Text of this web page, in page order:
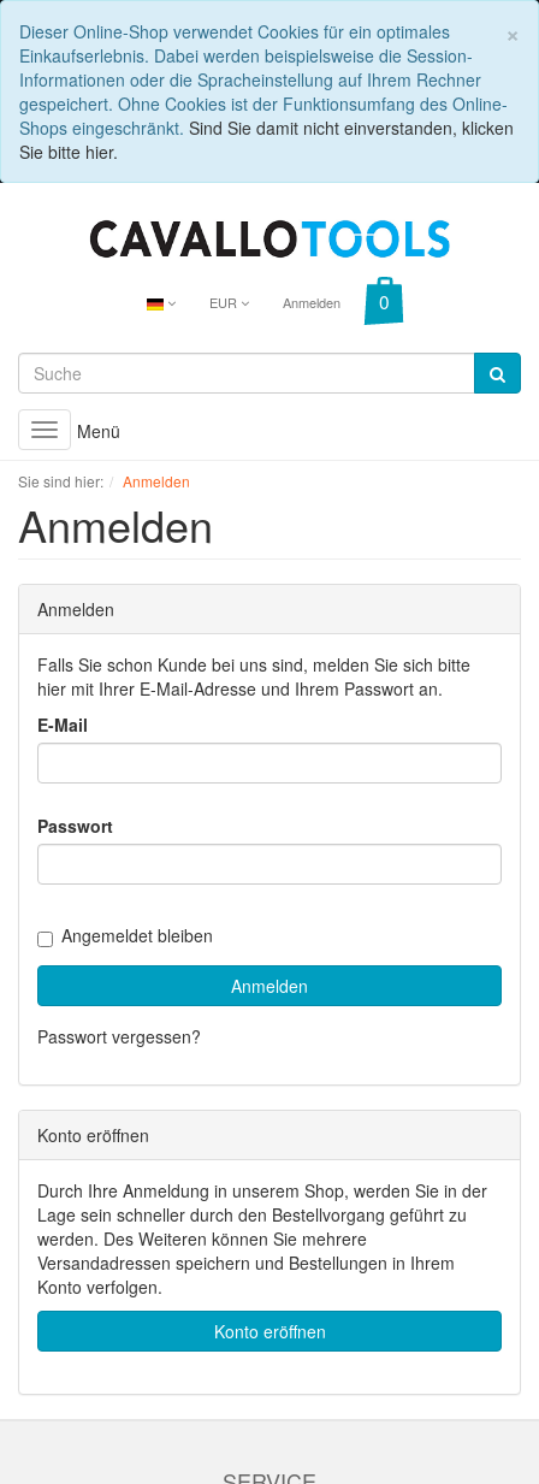
×
Dieser Online-Shop verwendet Cookies für ein optimales
Einkaufserlebnis. Dabei werden beispielsweise die Session-
Informationen oder die Spracheinstellung auf Ihrem Rechner
gespeichert. Ohne Cookies ist der Funktionsumfang des Online-
Shops eingeschränkt. Sind Sie damit nicht einverstanden, klicken
Sie bitte hier.
EUR Anmelden
Toggle
navigation
Menü
Sie sind hier: Anmelden
Anmelden
Anmelden
Falls Sie schon Kunde bei uns sind, melden Sie sich bitte
hier mit Ihrer E-Mail-Adresse und Ihrem Passwort an.
E-Mail
Passwort
Angemeldet bleiben
Anmelden
Passwort vergessen?
Konto eröffnen
Durch Ihre Anmeldung in unserem Shop, werden Sie in der
Lage sein schneller durch den Bestellvorgang geführt zu
werden. Des Weiteren können Sie mehrere
Versandadressen speichern und Bestellungen in Ihrem
Konto verfolgen.
Konto eröffnen